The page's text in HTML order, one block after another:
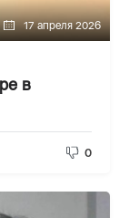
17 апреля 2026
в
0